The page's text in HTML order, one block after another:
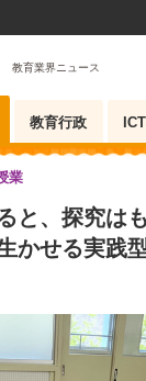
教育業界ニュース
教育行政
と、探究は
かせる実践
業